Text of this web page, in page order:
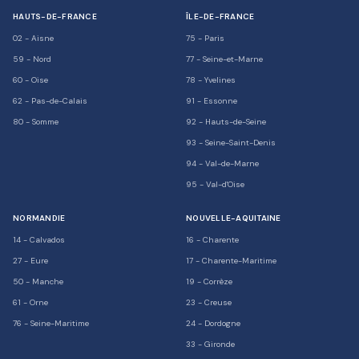
HAUTS-DE-FRANCE
02 - Aisne
59 - Nord
60 - Oise
62 - Pas-de-Calais
80 - Somme
ÎLE-DE-FRANCE
75 - Paris
77 - Seine-et-Marne
78 - Yvelines
91 - Essonne
92 - Hauts-de-Seine
93 - Seine-Saint-Denis
94 - Val-de-Marne
95 - Val-d'Oise
NORMANDIE
14 - Calvados
27 - Eure
50 - Manche
61 - Orne
76 - Seine-Maritime
NOUVELLE-AQUITAINE
16 - Charente
17 - Charente-Maritime
19 - Corrèze
23 - Creuse
24 - Dordogne
33 - Gironde